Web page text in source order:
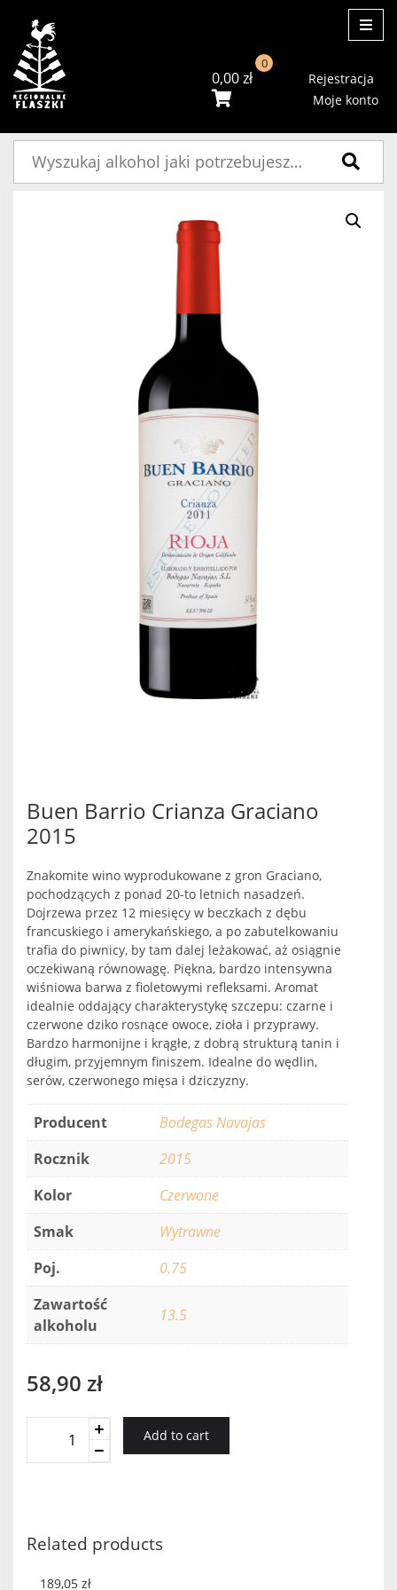
0,00zł
0
Rejestracja
Moje konto
Buen Barrio Crianza Graciano
2015
Znakomite wino wyprodukowane z gron Graciano,
pochodzących z ponad 20-to letnich nasadzeń.
Dojrzewa przez 12 miesięcy w beczkach z dębu
francuskiego i amerykańskiego, a po zabutelkowaniu
trafia do piwnicy, by tam dalej leżakować, aż osiągnie
oczekiwaną równowagę. Piękna, bardzo intensywna
wiśniowa barwa z fioletowymi refleksami. Aromat
idealnie oddający charakterystykę szczepu: czarne i
czerwone dziko rosnące owoce, zioła i przyprawy.
Bardzo harmonijne i krągłe, z dobrą strukturą tanin i
długim, przyjemnym finiszem. Idealne do wędlin,
serów, czerwonego mięsa i dziczyzny.
Producent
Bodegas Navajas
Rocznik
2015
Kolor
Czerwone
Smak
Wytrawne
Poj.
0.75
Zawartość
alkoholu
13.5
58,90 zł
quantity
Add to cart
Related products
189,05 zł